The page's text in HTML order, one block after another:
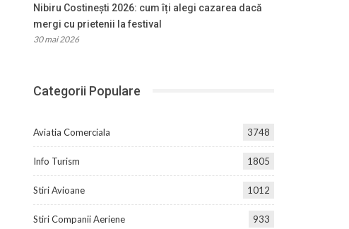
Nibiru Costinești 2026: cum îți alegi cazarea dacă
mergi cu prietenii la festival
30 mai 2026
Categorii Populare
Aviatia Comerciala 3748
Info Turism 1805
Stiri Avioane 1012
Stiri Companii Aeriene 933